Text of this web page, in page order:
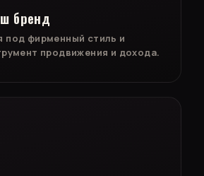
бренд
под фирменный стиль и
продвижения и дохода.